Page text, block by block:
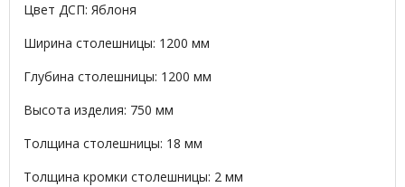
Цвет ДСП: Яблоня
Ширина столешницы: 1200 мм
Глубина столешницы: 1200 мм
Высота изделия: 750 мм
Толщина столешницы: 18 мм
Толщина кромки столешницы: 2 мм